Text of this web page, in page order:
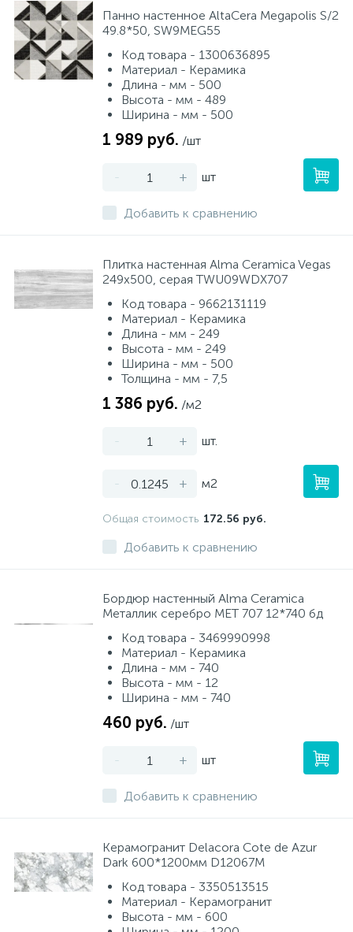
Панно настенное AltaCera Megapolis S/2
49.8*50, SW9MEG55
Код товара - 1300636895
Материал - Керамика
Длина - мм - 500
Высота - мм - 489
Ширина - мм - 500
1 989 руб. /шт
- + шт
Добавить к сравнению
Плитка настенная Alma Ceramica Vegas
249x500, серая TWU09WDX707
Код товара - 9662131119
Материал - Керамика
Длина - мм - 249
Высота - мм - 249
Ширина - мм - 500
Толщина - мм - 7,5
1 386 руб. /м2
- + шт.
- + м2
Общая стоимость 172.56 руб.
Добавить к сравнению
Бордюр настенный Alma Ceramica
Металлик серебро MET 707 12*740 бд
Код товара - 3469990998
Материал - Керамика
Длина - мм - 740
Высота - мм - 12
Ширина - мм - 740
460 руб. /шт
- + шт
Добавить к сравнению
Керамогранит Delacora Cote de Azur
Dark 600*1200мм D12067M
Код товара - 3350513515
Материал - Керамогранит
Высота - мм - 600